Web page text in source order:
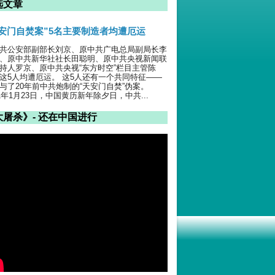
文章
门自焚案”5名主要制造者均遭厄运
公安部副部长刘京、原中共广电总局副局长李
原中共新华社社长田聪明、原中共央视新闻联
人罗京、原中共央视“东方时空”栏目主管陈
5人均遭厄运。 这5人还有一个共同特征——
了20年前中共炮制的“天安门自焚”伪案。
1月23日，中国黄历新年除夕日，中共...
屠杀》- 还在中国进行